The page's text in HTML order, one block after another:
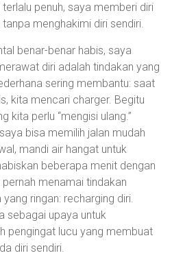
penuh, saya memberi diri
menghakimi diri sendiri.
benar-benar habis, saya
diri adalah tindakan yang
sering membantu: saat
kita mencari charger. Begitu
kita perlu “mengisi ulang.”
bisa memilih jalan mudah
mandi air hangat untuk
beberapa menit dengan
menamai tindakan
ringan: recharging diri.
sebagai upaya untuk
pengingat lucu yang membuat
diri sendiri.